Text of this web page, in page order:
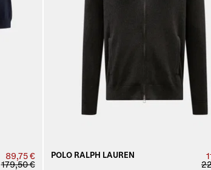
89,75 €
179,50 €
POLO RALPH LAUREN